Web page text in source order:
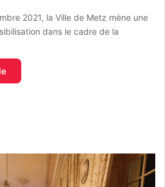
2021, la Ville de Metz mène une
dans le cadre de la